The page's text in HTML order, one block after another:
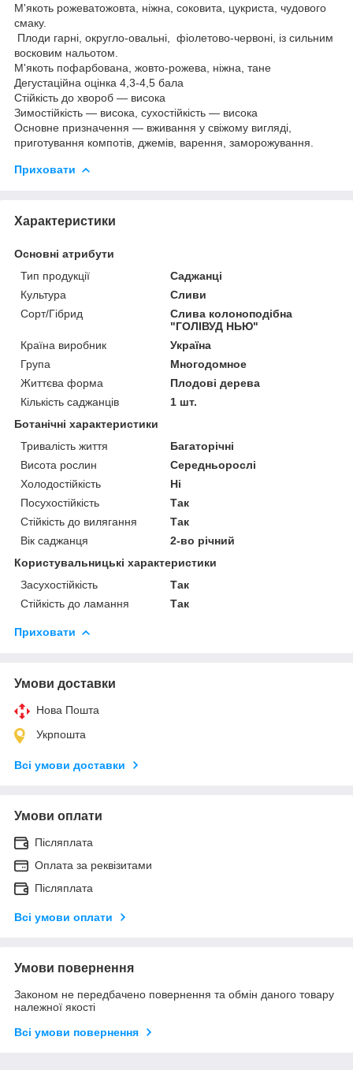
М'якоть рожеватожовта, ніжна, соковита, цукриста, чудового
смаку.
Плоди гарні, округло-овальні, фіолетово-червоні, із сильним
восковим нальотом.
М'якоть пофарбована, жовто-рожева, ніжна, тане
Дегустаційна оцінка 4,3-4,5 бала
Стійкість до хвороб — висока
Зимостійкість — висока, сухостійкість — висока
Основне призначення — вживання у свіжому вигляді,
приготування компотів, джемів, варення, заморожування.
Приховати
Характеристики
Основні атрибути
Тип продукції
Саджанці
Культура
Сливи
Сорт/Гібрид
Слива колоноподібна
"ГОЛІВУД НЬЮ"
Країна виробник
Україна
Група
Многодомное
Життєва форма
Плодові дерева
Кількість саджанців
1 шт.
Ботанічні характеристики
Тривалість життя
Багаторічні
Висота рослин
Середньорослі
Холодостійкість
Ні
Посухостійкість
Так
Стійкість до вилягання
Так
Вік саджанця
2-во річний
Користувальницькі характеристики
Засухостійкість
Так
Стійкість до ламання
Так
Приховати
Умови доставки
Нова Пошта
Укрпошта
Всі умови доставки
Умови оплати
Післяплата
Оплата за реквізитами
Післяплата
Всі умови оплати
Умови повернення
Законом не передбачено повернення та обмін даного товару
належної якості
Всі умови повернення